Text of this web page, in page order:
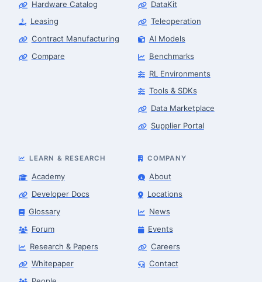
Hardware Catalog
Leasing
Contract Manufacturing
Compare
DataKit
Teleoperation
AI Models
Benchmarks
RL Environments
Tools & SDKs
Data Marketplace
Supplier Portal
LEARN & RESEARCH
Academy
Developer Docs
Glossary
Forum
Research & Papers
Whitepaper
COMPANY
About
Locations
News
Events
Careers
Contact